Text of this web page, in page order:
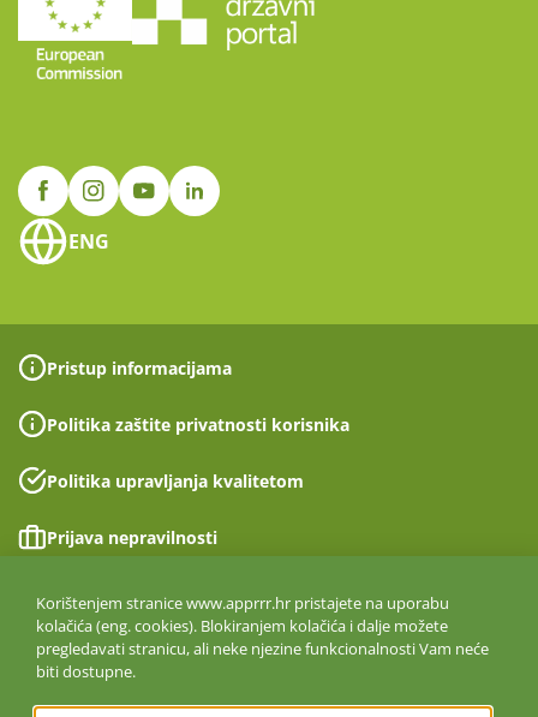
ENG
Pristup informacijama
Politika zaštite privatnosti korisnika
Politika upravljanja kvalitetom
Prijava nepravilnosti
Izjava o pristupačnosti
Politika informacijske sigurnosti
ISO 27001:2022
Korištenjem stranice www.apprrr.hr pristajete na uporabu
kolačića (eng. cookies). Blokiranjem kolačića i dalje možete
pregledavati stranicu, ali neke njezine funkcionalnosti Vam neće
biti dostupne.